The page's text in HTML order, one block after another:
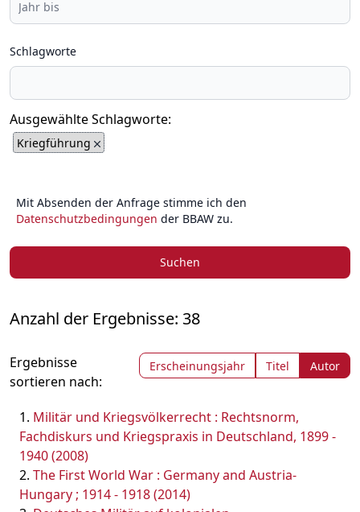
Schlagworte
Ausgewählte Schlagworte:
Kriegführung
Mit Absenden der Anfrage stimme ich den
Datenschutzbedingungen der BBAW zu.
Suchen
Anzahl der Ergebnisse: 38
Ergebnisse
sortieren nach:
Erscheinungsjahr Titel Autor
Militär und Kriegsvölkerrecht : Rechtsnorm,
Fachdiskurs und Kriegspraxis in Deutschland, 1899 -
1940 (2008)
The First World War : Germany and Austria-
Hungary ; 1914 - 1918 (2014)